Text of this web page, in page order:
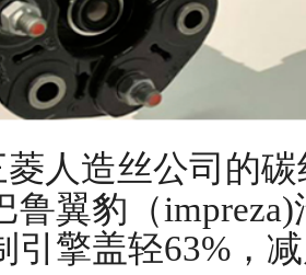
人造丝公司的
鲁翼豹（
引擎盖轻63%，